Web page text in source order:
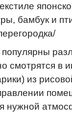
бамбук и
смотрятся в
из
нужной